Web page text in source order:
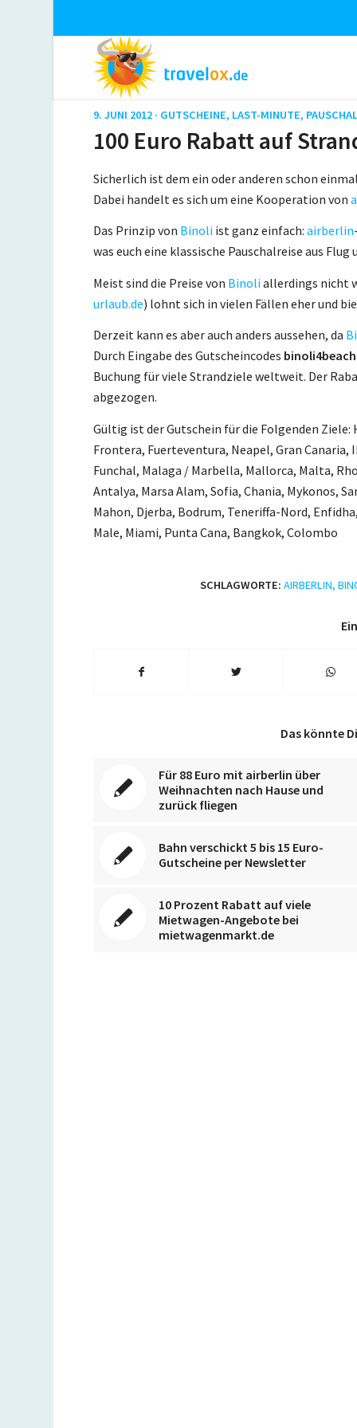
9. JUNI 2012 · GUTSCHEINE, LAST-MINUTE,
100 Euro Rabatt auf
Sicherlich ist dem ein oder anderen schon
Dabei handelt es sich um eine Kooperation von
Das Prinzip von Binoli ist ganz einfach:airberlin
was euch eine klassische Pauschalreise aus
Meist sind die Preise von Binoliallerdings nicht
urlaub.de) lohnt sich in vielen Fällen eher und
Derzeit kann es aber auch anders aussehen, da
Durch Eingabe des Gutscheincodes
Buchung für viele Strandziele weltweit. Der
abgezogen.
Gültig ist der Gutschein für die Folgenden
Frontera, Fuerteventura, Neapel, Gran
Funchal, Malaga / Marbella, Mallorca, Malta,
Antalya, Marsa Alam, Sofia, Chania, Mykonos,
Mahon, Djerba, Bodrum, Teneriffa-Nord,
Male, Miami, Punta Cana, Bangkok, Colombo
SCHLAGWORTE: AIRBERLIN,
Das könnte
Für 88 Euro mit airberlin über
Weihnachten nach Hause und
zurück fliegen
Bahn verschickt 5 bis 15 Euro-
Gutscheine per Newsletter
10 Prozent Rabatt auf viele
Mietwagen-Angebote bei
mietwagenmarkt.de